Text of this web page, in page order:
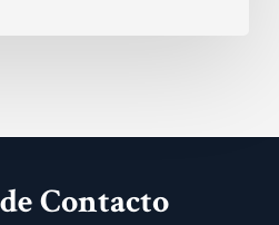
Contacto